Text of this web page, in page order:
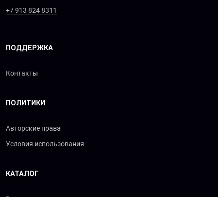
+7 913 824 8311
ПОДДЕРЖКА
Контакты
ПОЛИТИКИ
Авторские права
Условия использования
КАТАЛОГ